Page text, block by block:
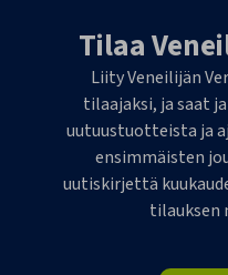
Tilaa
Liity Veneilijän
tilaajaksi, ja saat
uutuustuotteista ja
ensimmäisten
uutiskirjettä
tilauksen